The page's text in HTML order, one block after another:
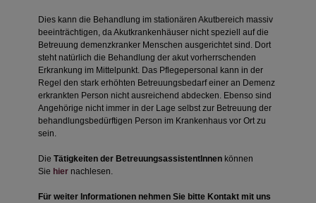
Dies kann die Behandlung im stationären Akutbereich massiv
beeinträchtigen, da Akutkrankenhäuser nicht speziell auf die
Betreuung demenzkranker Menschen ausgerichtet sind. Dort
steht natürlich die Behandlung der akut vorherrschenden
Erkrankung im Mittelpunkt. Das Pflegepersonal kann in der
Regel den stark erhöhten Betreuungsbedarf einer an Demenz
erkrankten Person nicht ausreichend abdecken. Ebenso sind
Angehörige nicht immer in der Lage selbst zur Betreuung der
behandlungsbedürftigen Person im Krankenhaus vor Ort zu
sein.
Die Tätigkeiten der BetreuungsassistentInnen können
Sie hier nachlesen.
Für weiter Informationen nehmen Sie bitte Kontakt mit uns